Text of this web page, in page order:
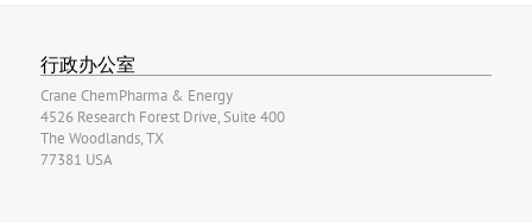
行政办公室
Crane ChemPharma & Energy
4526 Research Forest Drive, Suite 400
The Woodlands, TX
77381 USA